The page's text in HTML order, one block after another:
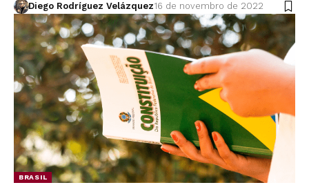
Diego Rodríguez Velázquez16 de novembro de 2022
BRASIL